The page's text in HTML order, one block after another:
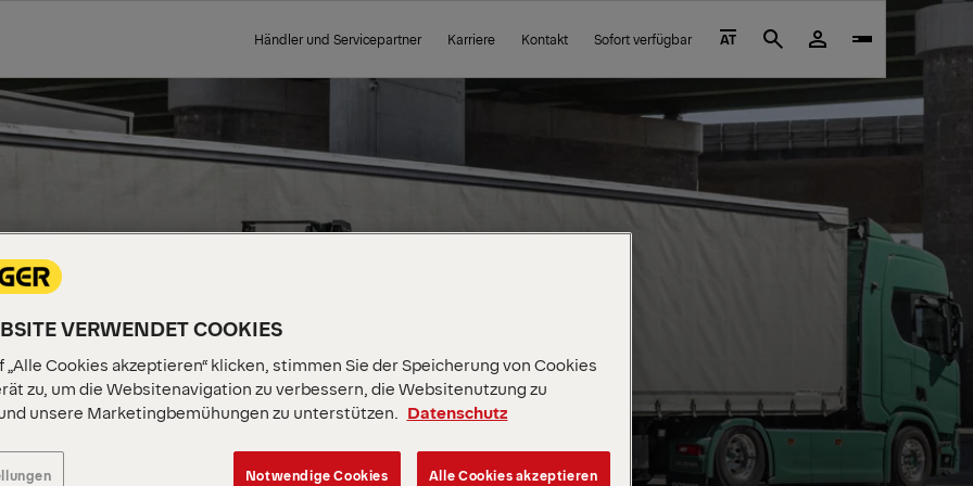
Händler und Servicepartner Karriere Kontakt Sofort verfügbar AT Search
VERWENDET COOKIES
„Alle Cookies akzeptieren“ klicken, stimmen Sie der Speicherung von Cookies
zu, um die Websitenavigation zu verbessern, die Websitenutzung zu
unsere Marketingbemühungen zu unterstützen.
Datenschutz
Notwendige Cookies Alle Cookies akzeptieren